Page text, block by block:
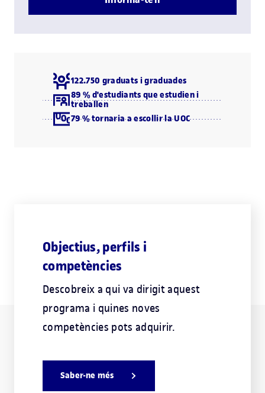
122.750 graduats i graduades
89 % d'estudiants que estudien i
treballen
79 % tornaria a escollir la UOC
Objectius, perfils i
competències
Descobreix a qui va dirigit aquest
programa i quines noves
competències pots adquirir.
Saber-ne més